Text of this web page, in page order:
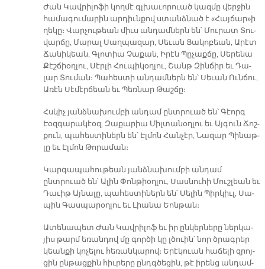
Ժան Կավ­րի­լո­ֆի կող­մէ գլխա­ւո­րուած կազ­մը վեր­ջին
հա­մա­գու­մա­րին ար­դիւն­քով ստանձ­նած է «Հայ­ճար»ի
ղե­կը։ Վար­չու­թեան միւս ան­դամ­ներն են՝ Մու­րատ Տու­
վար­ճը, Մա­րալ Սաղ­պա­զար, Սե­ւան Յա­կո­բեան, Ա­րէտ
Ճա­նի­կեան, Գլո­տիա Չա­քան, Ի­րէն Պը­չաք­ճը, Սե­րե­նա
Քէշ­ճիօղ­լու, Սէր­լի Հու­պի­կօղ­լու, Շանթ Զին­ճիր եւ Դա­
լար Տու­ման։ Պա­հես­տի ան­դամ­ներն են՝ Սե­ւան Ուն­ճու,
Ա­ռէն Սէ­մէր­ճեան եւ Պեռ­նար Թաշ­ճը։
Հսկիչ յանձ­նա­խում­բի ան­դամ ընտ­րուած են՝ Գէորգ
Էօզ­գա­րա­կէօզ, Զա­քա­րիա Միլ­տա­նօղ­լու եւ Այ­գուն Ճոշ­
քուն, պա­հես­տի­ներն են՝ Էլ­մոն Հան­չէր, Նա­զար Պի­նաթ­
լը եւ Էլ­մոն Թո­րա­ման։
Կար­գա­պա­հու­թեան յանձ­նա­խում­բի ան­դամ
ընտրուած են՝ Ա­լին Փոն­թիօղ­լու, Սաս­նու­հի Մուշ­լեան եւ
Դա­ւիթ Այ­նա­լը, պա­հես­տի­ներն են՝ Սե­լին Պիր­կիւլ, Սա­
պին Գաս­պա­րօղ­լու եւ Լիա­նա Եոն­թան։
Ա­տե­նա­պետ Ժան Կավ­րի­լոֆ եւ իր ըն­կեր­նե­րը ներ­կա­
յիս թարմ ե­ռան­դով մը գոր­ծի կը լծուին՝ նոր ծրագ­րեր
կեան­քի կո­չե­լու հե­ռան­կա­րով։ Ե­րէ­կուան հա­ճե­լի զրոյ­
ցին ըն­թաց­քին հիւ­րե­րը ընդգ­ծե­ցին, թէ ի­րենց ան­դամ­